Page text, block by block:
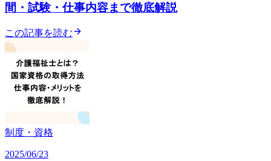
間・試験・仕事内容まで徹底解説
この記事を読む
制度・資格
2025/06/23